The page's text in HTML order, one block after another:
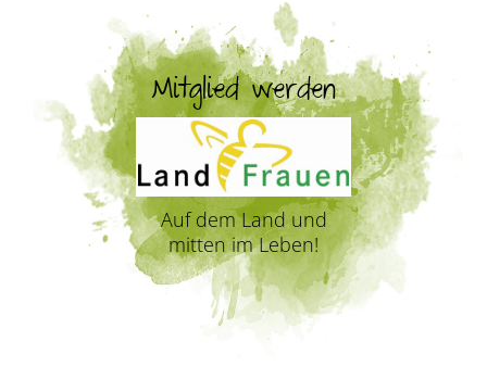
Mitglied werden
Auf dem Land und
mitten im Leben!